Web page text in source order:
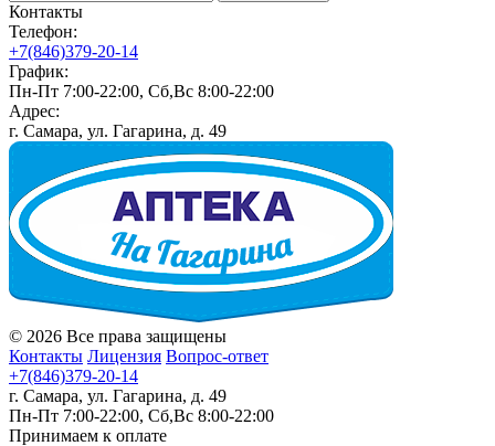
Контакты
Телефон:
+7(846)379-20-14
График:
Пн-Пт 7:00-22:00, Сб,Вс 8:00-22:00
Адрес:
г. Самара, ул. Гагарина, д. 49
© 2026 Все права защищены
Контакты Лицензия Вопрос-ответ
+7(846)379-20-14
г. Самара, ул. Гагарина, д. 49
Пн-Пт 7:00-22:00, Сб,Вс 8:00-22:00
Принимаем к оплате